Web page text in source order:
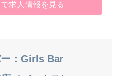
求人情報を見る
ー：Girls Bar